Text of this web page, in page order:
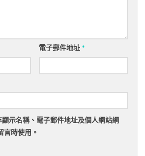
電子郵件地址*
顯示名稱、電子郵件地址及個人網站網
言時使用。